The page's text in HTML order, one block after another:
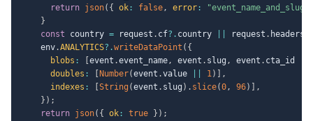
return json( { ok : false, error :
}
const country = request . cf?. country request . headers
    env
.ANALYTICS?.writeDataPoint ( {
blobs : event .event_name, event . slug , event . cta_id
doubles : Number(event .value 1)
,
indexes : String (event . slug ) . slice(0, 96)
,
} ) ;
return json( { ok : true } ) ;